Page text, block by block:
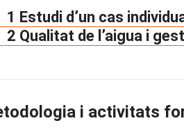
1 Estudi d’un cas
2 Qualitat de l’aigua i
i activitats